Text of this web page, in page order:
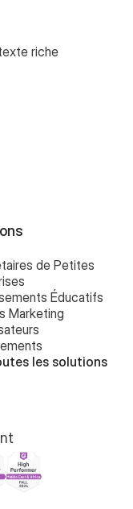
riche
de Petites
Éducatifs
Marketing
les solutions